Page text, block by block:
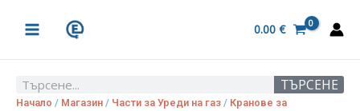
MENU
0.00 €
Search ТЪРСЕНЕ
Начало / Магазин / Части за Уреди на газ / Кранове за